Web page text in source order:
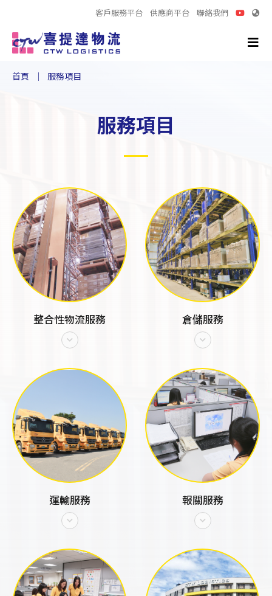
客戶服務平台 供應商平台 聯絡我們
首頁 服務項目
服務項目
整合性物流服務 倉儲服務
運輸服務 報關服務